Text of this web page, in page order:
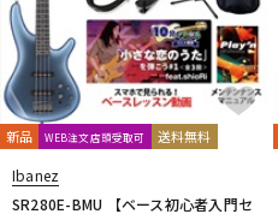
新品 WEB注文店頭受取可 送料無料
Ibanez
SR280E-BMU 【ベース初心者入門セ